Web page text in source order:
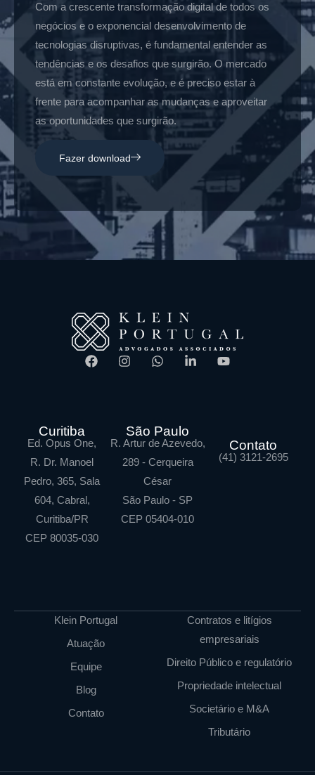
Com a crescente transformação digital de todos os
negócios e o exponencial desenvolvimento de
tecnologias disruptivas, é fundamental entender as
tendências e os desafios que surgirão. O mercado
está em constante evolução, e é preciso estar à
frente para acompanhar as mudanças e aproveitar
as oportunidades que surgirão.
Fazer download
Curitiba
Ed. Opus One,
R. Dr. Manoel
Pedro, 365, Sala
604, Cabral,
Curitiba/PR
CEP 80035-030
São Paulo
R. Artur de Azevedo,
289 - Cerqueira
César
São Paulo - SP
CEP 05404-010
Contato
(41) 3121-2695
Klein Portugal
Atuação
Equipe
Blog
Contato
Contratos e litígios
empresariais
Direito Público e regulatório
Propriedade intelectual
Societário e M&A
Tributário